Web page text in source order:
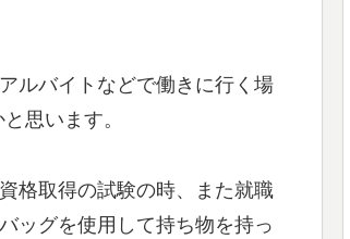
ルバイトなどで働きに行く場
思います。
格取得の試験の時、また就職
ッグを使用して持ち物を持っ